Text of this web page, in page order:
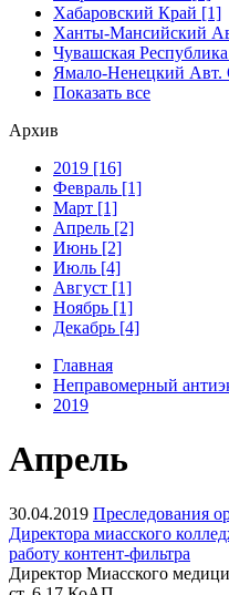
Хабаровский Край [1]
Ханты-Мансийский
Чувашская
Ямало-Ненецкий Авт.
Показать все
Архив
2019 [16]
Февраль [1]
Март [1]
Апрель [2]
Июнь [2]
Июль [4]
Август [1]
Ноябрь [1]
Декабрь [4]
Главная
Неправомерный
2019
Апрель
30.04.2019 Преследования
Директора миасского
работу контент-фильтра
Директор Миасского